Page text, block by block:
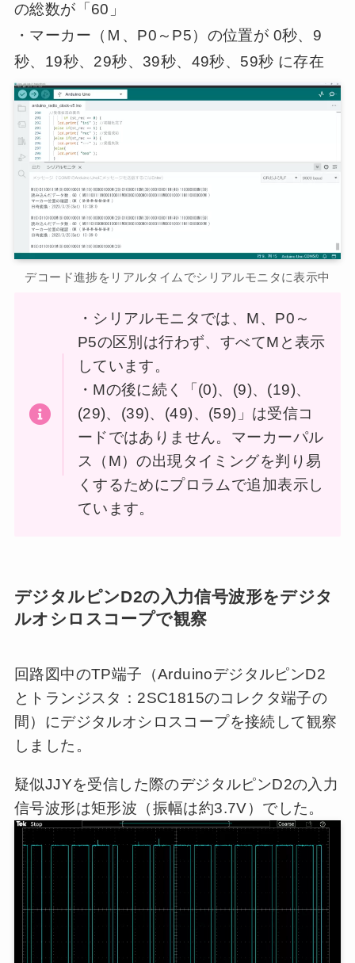
の総数が「60」
・マーカー（Ｍ、P0～P5）の位置が 0秒、9
秒、19秒、29秒、39秒、49秒、59秒 に存在
デコード進捗をリアルタイムでシリアルモニタに表示中
・シリアルモニタでは、M、P0～
P5の区別は行わず、すべてMと表示
しています。
・Mの後に続く「(0)、(9)、(19)、
(29)、(39)、(49)、(59)」は受信コ
ードではありません。マーカーパル
ス（M）の出現タイミングを判り易
くするためにプロラムで追加表示し
ています。
デジタルピンD2の入力信号波形をデジタ
ルオシロスコープで観察
回路図中のTP端子（ArduinoデジタルピンD2
とトランジスタ：2SC1815のコレクタ端子の
間）にデジタルオシロスコープを接続して観察
しました。
疑似JJYを受信した際のデジタルピンD2の入力
信号波形は矩形波（振幅は約3.7V）でした。